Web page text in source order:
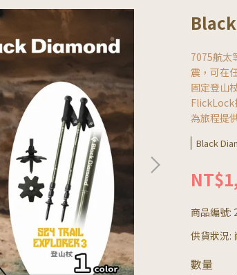
7075航太
震，可在
固定登山
FlickLock
為旅程提
Black
商品編號:
供貨狀況:
數量